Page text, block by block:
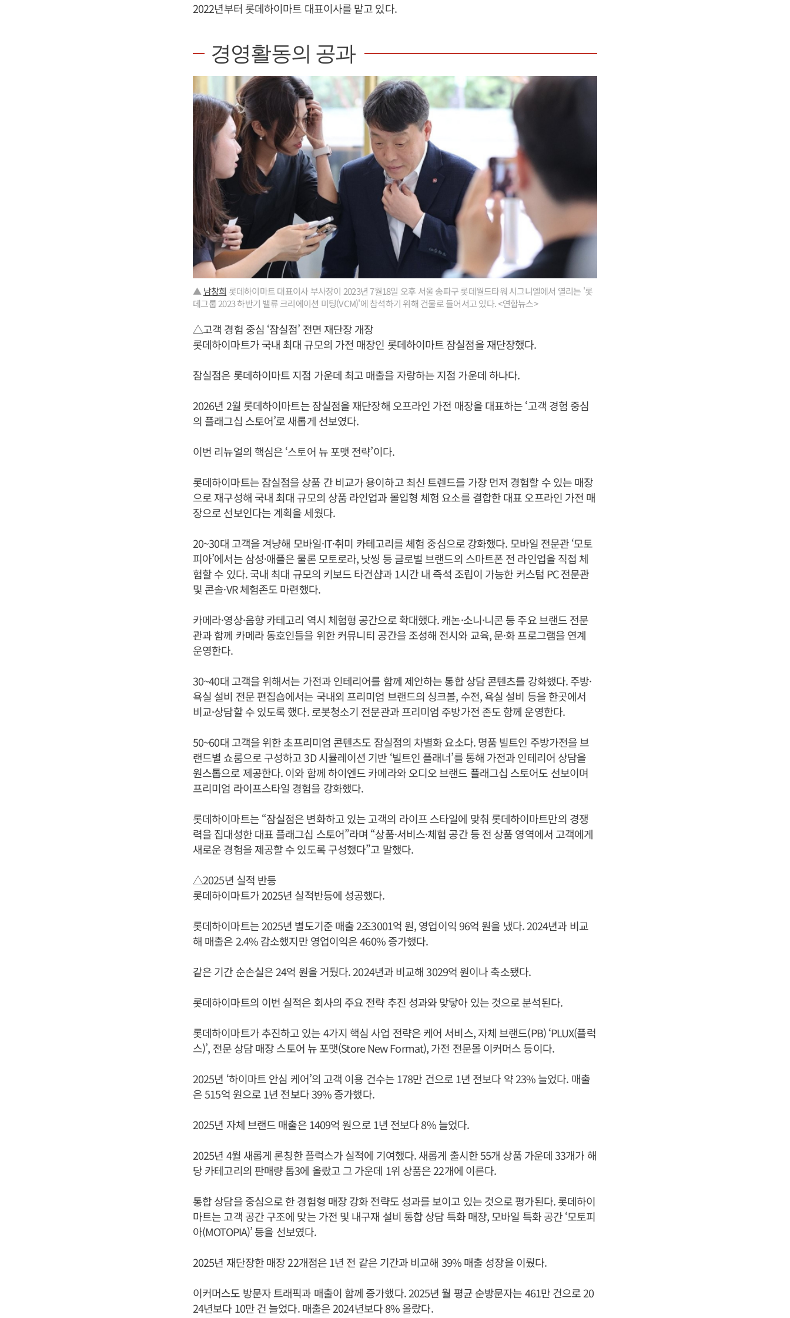
2022년부터 롯데하이마트 대표이사를 맡고 있다.
경영활동의 공과
▲ 남창희 롯데하이마트 대표이사 부사장이 2023년 7월18일 오후 서울 송파구 롯데월드타워 시그니엘에서 열리는 '롯
데그룹 2023 하반기 밸류 크리에이션 미팅(VCM)'에 참석하기 위해 건물로 들어서고 있다. <연합뉴스>
△고객 경험 중심 ‘잠실점’ 전면 재단장 개장
롯데하이마트가 국내 최대 규모의 가전 매장인 롯데하이마트 잠실점을 재단장했다.
잠실점은 롯데하이마트 지점 가운데 최고 매출을 자랑하는 지점 가운데 하나다.
2026년 2월 롯데하이마트는 잠실점을 재단장해 오프라인 가전 매장을 대표하는 ‘고객 경험 중심
의 플래그십 스토어’로 새롭게 선보였다.
이번 리뉴얼의 핵심은 ‘스토어 뉴 포맷 전략’이다.
롯데하이마트는 잠실점을 상품 간 비교가 용이하고 최신 트렌드를 가장 먼저 경험할 수 있는 매장
으로 재구성해 국내 최대 규모의 상품 라인업과 몰입형 체험 요소를 결합한 대표 오프라인 가전 매
장으로 선보인다는 계획을 세웠다.
20~30대 고객을 겨냥해 모바일·IT·취미 카테고리를 체험 중심으로 강화했다. 모바일 전문관 ‘모토
피아’에서는 삼성·애플은 물론 모토로라, 낫씽 등 글로벌 브랜드의 스마트폰 전 라인업을 직접 체
험할 수 있다. 국내 최대 규모의 키보드 타건샵과 1시간 내 즉석 조립이 가능한 커스텀 PC 전문관
및 콘솔·VR 체험존도 마련했다.
카메라·영상·음향 카테고리 역시 체험형 공간으로 확대했다. 캐논·소니·니콘 등 주요 브랜드 전문
관과 함께 카메라 동호인들을 위한 커뮤니티 공간을 조성해 전시와 교육, 문·화 프로그램을 연계
운영한다.
30~40대 고객을 위해서는 가전과 인테리어를 함께 제안하는 통합 상담 콘텐츠를 강화했다. 주방·
욕실 설비 전문 편집숍에서는 국내외 프리미엄 브랜드의 싱크볼, 수전, 욕실 설비 등을 한곳에서
비교·상담할 수 있도록 했다. 로봇청소기 전문관과 프리미엄 주방가전 존도 함께 운영한다.
50~60대 고객을 위한 초프리미엄 콘텐츠도 잠실점의 차별화 요소다. 명품 빌트인 주방가전을 브
랜드별 쇼룸으로 구성하고 3D 시뮬레이션 기반 ‘빌트인 플래너’를 통해 가전과 인테리어 상담을
원스톱으로 제공한다. 이와 함께 하이엔드 카메라와 오디오 브랜드 플래그십 스토어도 선보이며
프리미엄 라이프스타일 경험을 강화했다.
롯데하이마트는 “잠실점은 변화하고 있는 고객의 라이프 스타일에 맞춰 롯데하이마트만의 경쟁
력을 집대성한 대표 플래그십 스토어”라며 “상품·서비스·체험 공간 등 전 상품 영역에서 고객에게
새로운 경험을 제공할 수 있도록 구성했다”고 말했다.
△2025년 실적 반등
롯데하이마트가 2025년 실적반등에 성공했다.
롯데하이마트는 2025년 별도기준 매출 2조3001억 원, 영업이익 96억 원을 냈다. 2024년과 비교
해 매출은 2.4% 감소했지만 영업이익은 460% 증가했다.
같은 기간 순손실은 24억 원을 거뒀다. 2024년과 비교해 3029억 원이나 축소됐다.
롯데하이마트의 이번 실적은 회사의 주요 전략 추진 성과와 맞닿아 있는 것으로 분석된다.
롯데하이마트가 추진하고 있는 4가지 핵심 사업 전략은 케어 서비스, 자체 브랜드(PB) ‘PLUX(플럭
스)’, 전문 상담 매장 스토어 뉴 포맷(Store New Format), 가전 전문몰 이커머스 등이다.
2025년 ‘하이마트 안심 케어’의 고객 이용 건수는 178만 건으로 1년 전보다 약 23% 늘었다. 매출
은 515억 원으로 1년 전보다 39% 증가했다.
2025년 자체 브랜드 매출은 1409억 원으로 1년 전보다 8% 늘었다.
2025년 4월 새롭게 론칭한 플럭스가 실적에 기여했다. 새롭게 출시한 55개 상품 가운데 33개가 해
당 카테고리의 판매량 톱3에 올랐고 그 가운데 1위 상품은 22개에 이른다.
통합 상담을 중심으로 한 경험형 매장 강화 전략도 성과를 보이고 있는 것으로 평가된다. 롯데하이
마트는 고객 공간 구조에 맞는 가전 및 내구재 설비 통합 상담 특화 매장, 모바일 특화 공간 ‘모토피
아(MOTOPIA)’ 등을 선보였다.
2025년 재단장한 매장 22개점은 1년 전 같은 기간과 비교해 39% 매출 성장을 이뤘다.
이커머스도 방문자 트래픽과 매출이 함께 증가했다. 2025년 월 평균 순방문자는 461만 건으로 20
24년보다 10만 건 늘었다. 매출은 2024년보다 8% 올랐다.